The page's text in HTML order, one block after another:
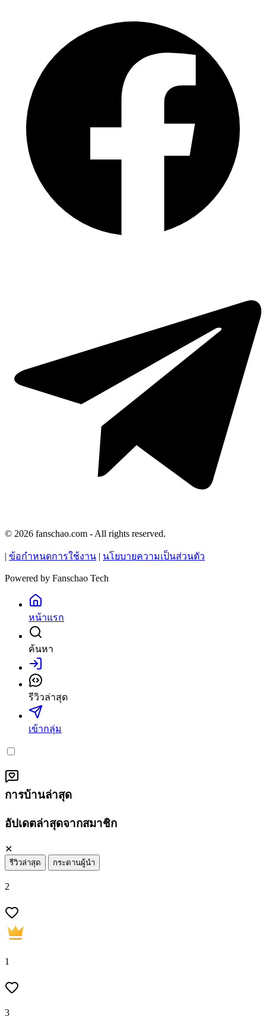
© 2026 fanschao.com - All rights reserved.
ข้อกำหนดการใช้งาน นโยบายความเป็นส่วนตัว
Powered by Fanschao Tech
หน้าแรก
ค้นหา
เข้าสู่ระบบ
รีวิวล่าสุด
เข้ากลุ่ม
การบ้านล่าสุด
อัปเดตล่าสุดจากสมาชิก
✕
รีวิวล่าสุด กระดานผู้นำ
2
1
3